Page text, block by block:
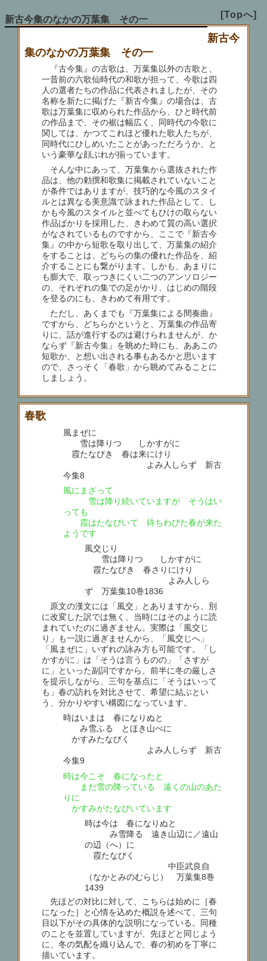
新古今集のなかの万葉集 その一 [Topへ]
新古今
集のなかの万葉集 その一
『古今集』の古歌は、万葉集以外の古歌と、
一昔前の六歌仙時代の和歌が担って、今歌は四
人の選者たちの作品に代表されましたが、その
名称を新たに掲げた『新古今集』の場合は、古
歌は万葉集に収められた作品から、ひと時代前
の作品まで、その裾は幅広く、同時代の今歌に
関しては、かつてこれほど優れた歌人たちが、
同時代にひしめいたことがあっただろうか、と
いう豪華な顔ぶれが揃っています。
そんな中にあって、万葉集から選抜された作
品は、他の勅撰和歌集に掲載されていないこと
が条件ではありますが、技巧的な今風のスタイ
ルとは異なる美意識で詠まれた作品として、し
かも今風のスタイルと並べてもひけの取らない
作品ばかりを採用した、きわめて質の高い選択
がなされているものですから、ここで『新古今
集』の中から短歌を取り出して、万葉集の紹介
をすることは、どちらの集の優れた作品を、紹
介することにも繋がります。しかも、あまりに
も膨大で、取っつきにくい二つのアンソロジー
の、それぞれの集での足がかり、はじめの階段
を登るのにも、きわめて有用です。
ただし、あくまでも『万葉集による間奏曲』
ですから、どちらかというと、万葉集の作品寄
りに、話が進行するのは避けられませんが、か
ならず『新古今集』を眺めた時にも、ああこの
短歌か、と想い出される事もあるかと思います
ので、さっそく「春歌」から眺めてみることに
しましょう。
春歌
風まぜに
雪は降りつゝ しかすがに
霞たなびき 春は来にけり
よみ人しらず 新古
今集8
風にまざって
雪は降り続いていますが そうはい
っても
霞はたなびいて 待ちわびた春が来た
ようです
風交じり
雪は降りつゝ しかすがに
霞たなびき 春さりにけり
よみ人しら
ず 万葉集10巻1836
原文の漢文には「風交」とありますから、別
に改変した訳では無く、当時にはそのように読
まれていたのに過ぎません。実際は「風交じ
り」も一説に過ぎませんから、「風交じへ」
「風まぜに」いずれの詠み方も可能です。「し
かすがに」は「そうは言うものの」「さすが
に」といった副詞ですから、前半に冬の厳しさ
を提示しながら、三句を基点に「そうはいって
も」春の訪れを対比させて、希望に結ぶとい
う、分かりやすい構図になっています。
時はいまは 春になりぬと
み雪ふる とほき山べに
かすみたなびく
よみ人しらず 新古
今集9
時は今こそ 春になったと
まだ雪の降っている 遠くの山のあた
りに
かすみがたなびいています
時は今は 春になりぬと
み雪降る 遠き山辺に／遠山
の辺（へ）に
霞たなびく
中臣武良自
（なかとみのむらじ） 万葉集8巻
1439
先ほどの対比に対して、こちらは始めに［春
になった］と心情を込めた概説を述べて、三句
目以下がその具体的な説明になっている。同種
のことを並置していますが、先ほどと同じよう
に、冬の気配を織り込んで、春の初めを丁寧に
描いています。